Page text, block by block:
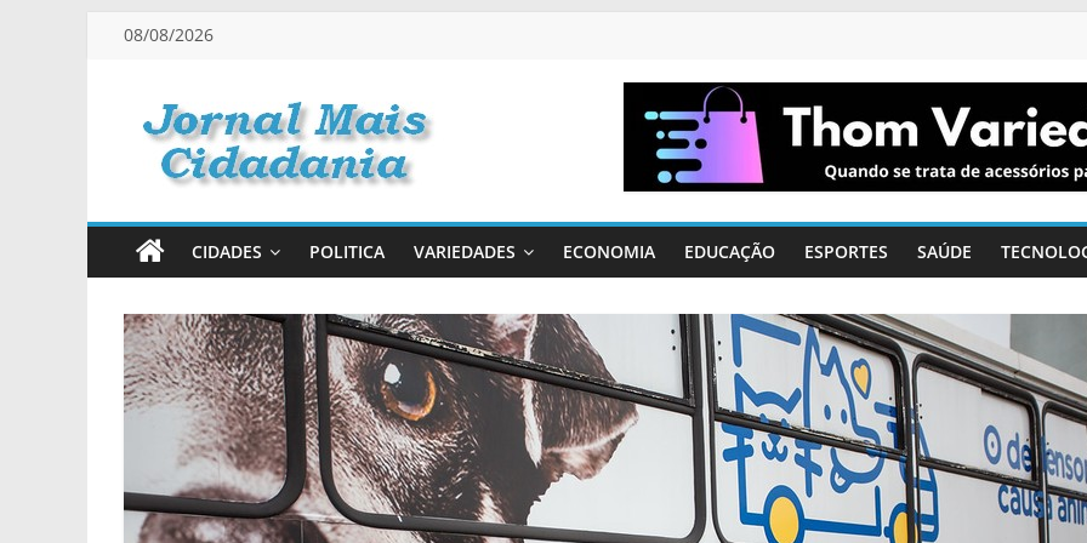
Pular
conteúdo
08/08/2026
Jornal
Mais
Cidadania
Informação
na
Medida
CIDADES POLITICA VARIEDADES ECONOMIA EDUCAÇÃO ESPORTES SAÚDE